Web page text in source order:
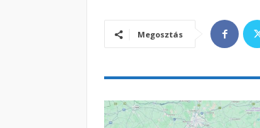
Megosztás